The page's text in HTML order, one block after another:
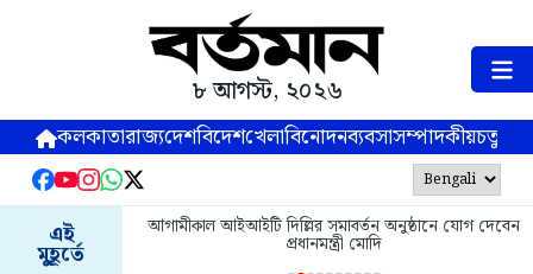
৮ আগস্ট, ২০২৬
কলকাতারাজ্যদেশবিদেশখেলাবিনোদনব্যবসাসম্পাদকীয়
এই
মুহূর্তে
আগামীকাল আইআইটি দিল্লির সমাবর্তন অনুষ্ঠানে যোগ দেবেন
প্রধানমন্ত্রী মোদি